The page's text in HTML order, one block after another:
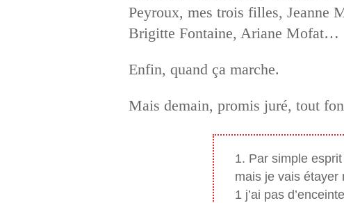
Peyroux, mes trois filles, Jeanne
Brigitte Fontaine, Ariane Mofat…
Enfin, quand ça marche.
Mais demain, promis juré, tout
Par simple
mais je vais étayer
1 j’ai pas